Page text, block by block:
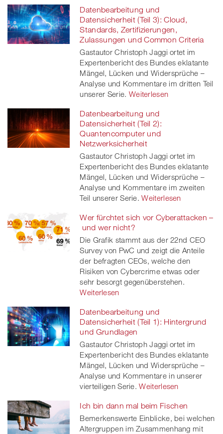
Datenbearbeitung und
Datensicherheit (Teil 3): Cloud,
Standards, Zertifizierungen,
Zulassungen und Common Criteria
Gastautor Christoph Jaggi ortet im
Expertenbericht des Bundes eklatante
Mängel, Lücken und Widersprüche –
Analyse und Kommentare im dritten Teil
unserer Serie. Weiterlesen
Datenbearbeitung und
Datensicherheit (Teil 2):
Quantencomputer und
Netzwerksicherheit
Gastautor Christoph Jaggi ortet im
Expertenbericht des Bundes eklatante
Mängel, Lücken und Widersprüche –
Analyse und Kommentare im zweiten
Teil unserer Serie. Weiterlesen
Wer fürchtet sich vor Cyberattacken –
und wer nicht?
Die Grafik stammt aus der 22nd CEO
Survey von PwC und zeigt die Anteile
der befragten CEOs, welche den
Risiken von Cybercrime etwas oder
sehr besorgt gegenüberstehen.
Weiterlesen
Datenbearbeitung und
Datensicherheit (Teil 1): Hintergrund
und Grundlagen
Gastautor Christoph Jaggi ortet im
Expertenbericht des Bundes eklatante
Mängel, Lücken und Widersprüche –
Analyse und Kommentare in unserer
vierteiligen Serie. Weiterlesen
Ich bin dann mal beim Fischen
Bemerkenswerte Einblicke, bei welchen
Altergruppen im Zusammenhang mit